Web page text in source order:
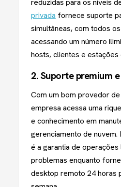
reduzidas para os níveis
privada fornece suporte
simultâneas, com todos
acessando um número
hosts, clientes e estações
2. Suporte premium
Com um bom provedor
empresa acessa uma
e conhecimento em
gerenciamento de nuvem.
é a garantia de
problemas enquanto
desktop remoto 24 horas